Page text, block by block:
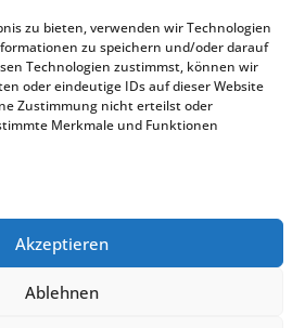
zu bieten, verwenden wir Technologien
zu speichern und/oder darauf
Technologien zustimmst, können wir
oder eindeutige IDs auf dieser Website
Zustimmung nicht erteilst oder
Merkmale und Funktionen
Akzeptieren
Ablehnen